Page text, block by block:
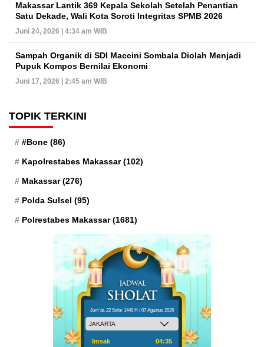
Makassar Lantik 369 Kepala Sekolah Setelah Penantian
Satu Dekade, Wali Kota Soroti Integritas SPMB 2026
Juni 24, 2026 | 4:34 am WIB
Sampah Organik di SDI Maccini Sombala Diolah Menjadi
Pupuk Kompos Bernilai Ekonomi
Juni 17, 2026 | 2:45 am WIB
TOPIK TERKINI
#Bone (86)
Kapolrestabes Makassar(102)
Makassar(276)
Polda Sulsel (95)
Polrestabes Makassar(1681)
Jum'at, 22 Safar 1448 H / 07 Agustus 2026
Imsak 04:35